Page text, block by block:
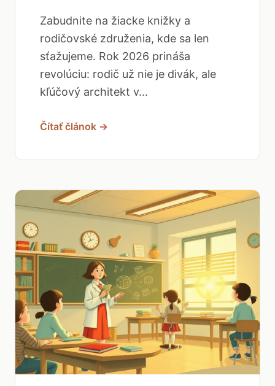
Zabudnite na žiacke knižky a
rodičovské združenia, kde sa len
sťažujeme. Rok 2026 prináša
revolúciu: rodič už nie je divák, ale
kľúčový architekt v...
Čítať článok →